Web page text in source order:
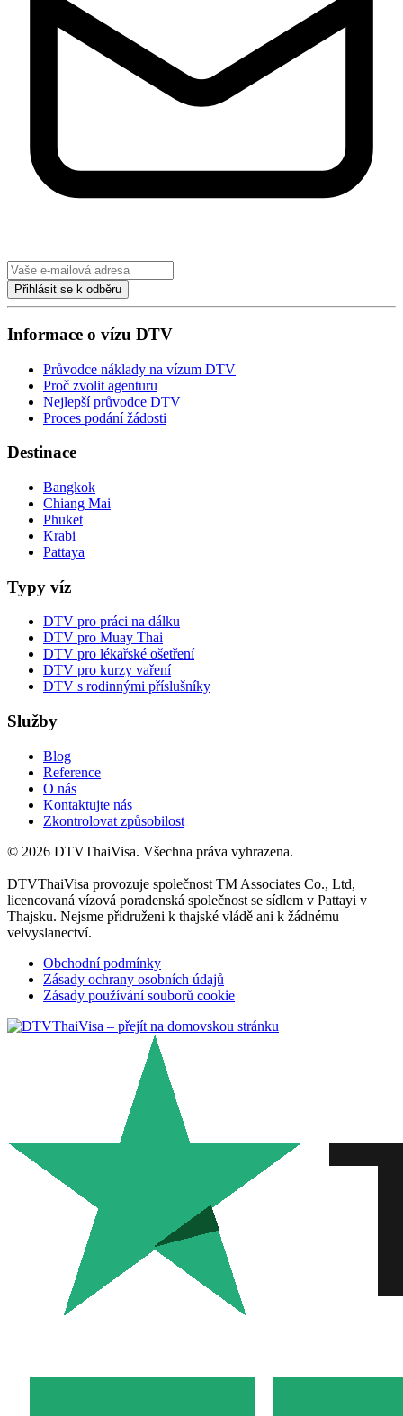
Přihlásit se k odběru
Informace o vízu DTV
Průvodce náklady na vízum DTV
Proč zvolit agenturu
Nejlepší průvodce DTV
Proces podání žádosti
Destinace
Bangkok
Chiang Mai
Phuket
Krabi
Pattaya
Typy víz
DTV pro práci na dálku
DTV pro Muay Thai
DTV pro lékařské ošetření
DTV pro kurzy vaření
DTV s rodinnými příslušníky
Služby
Blog
Reference
O nás
Kontaktujte nás
Zkontrolovat způsobilost
© 2026 DTVThaiVisa. Všechna práva vyhrazena.
DTVThaiVisa provozuje společnost TM Associates Co., Ltd,
licencovaná vízová poradenská společnost se sídlem v Pattayi v
Thajsku. Nejsme přidruženi k thajské vládě ani k žádnému
velvyslanectví.
Obchodní podmínky
Zásady ochrany osobních údajů
Zásady používání souborů cookie